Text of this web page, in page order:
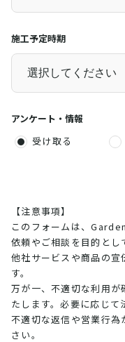
施工予定時期
アンケート・情報
受け取る
【注意事項】
このフォームは、
依頼やご相談を目的とし
他社サービスや商品の宣
す。
万が一、不適切な利用が
たします。必要に応じて
不適切な返信や営業行
さい。